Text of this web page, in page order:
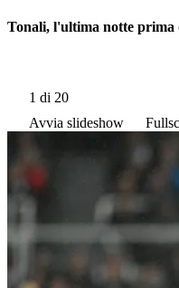
Tonali, l'ultima notte prima
1 di 20
Avvia slideshow